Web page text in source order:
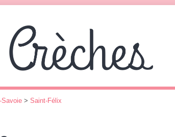
Savoie > Saint-Félix